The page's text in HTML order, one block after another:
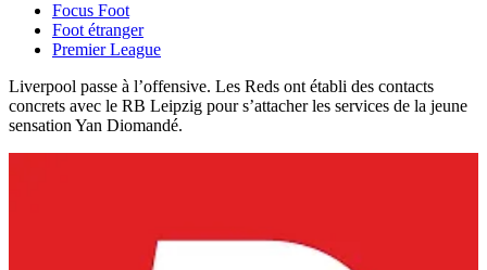
Focus Foot
Foot étranger
Premier League
Liverpool passe à l’offensive. Les Reds ont établi des contacts
concrets avec le RB Leipzig pour s’attacher les services de la jeune
sensation Yan Diomandé.